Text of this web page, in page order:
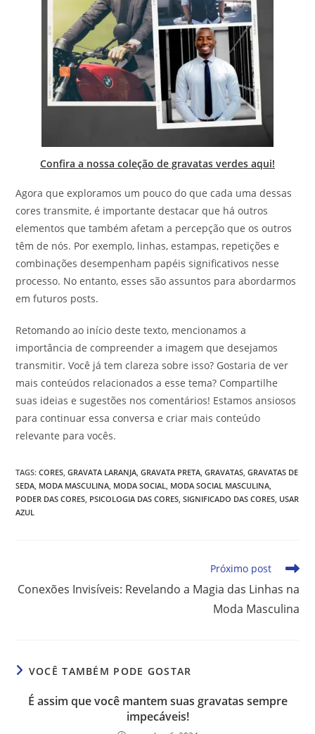
Confira a nossa coleção de gravatas verdes aqui!
Agora que exploramos um pouco do que cada uma dessas
cores transmite, é importante destacar que há outros
elementos que também afetam a percepção que os outros
têm de nós. Por exemplo, linhas, estampas, repetições e
combinações desempenham papéis significativos nesse
processo. No entanto, esses são assuntos para abordarmos
em futuros posts.
Retomando ao início deste texto, mencionamos a
importância de compreender a imagem que desejamos
transmitir. Você já tem clareza sobre isso? Gostaria de ver
mais conteúdos relacionados a esse tema? Compartilhe
suas ideias e sugestões nos comentários! Estamos ansiosos
para continuar essa conversa e criar mais conteúdo
relevante para vocês.
TAGS:CORES, GRAVATA LARANJA, GRAVATA PRETA, GRAVATAS, GRAVATAS DE
SEDA, MODA MASCULINA, MODA SOCIAL, MODA SOCIAL MASCULINA,
PODER DAS CORES, PSICOLOGIA DAS CORES, SIGNIFICADO DAS CORES, USAR
AZUL
Próximo post
Conexões Invisíveis: Revelando a Magia das Linhas na
Moda Masculina
VOCÊ TAMBÉM PODE GOSTAR
É assim que você mantem suas gravatas sempre
impecáveis!